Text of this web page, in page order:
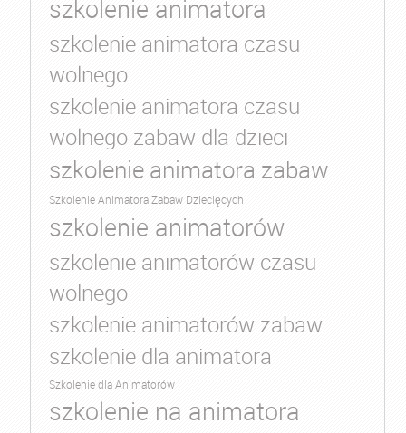
szkolenie animatora
szkolenie animatora czasu
wolnego
szkolenie animatora czasu
wolnego zabaw dla dzieci
szkolenie animatora zabaw
Szkolenie Animatora Zabaw Dziecięcych
szkolenie animatorów
szkolenie animatorów czasu
wolnego
szkolenie animatorów zabaw
szkolenie dla animatora
Szkolenie dla Animatorów
szkolenie na animatora